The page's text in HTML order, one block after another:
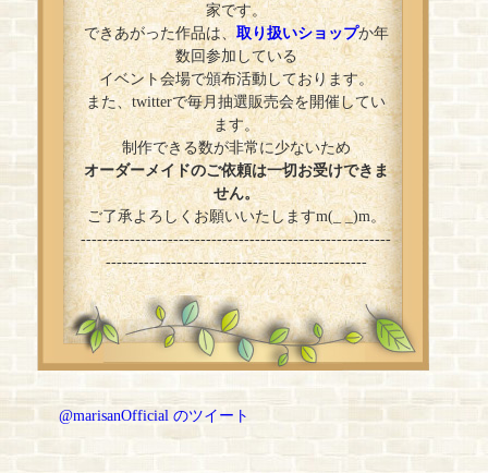
家です。
できあがった作品は、 取り扱いショップか年
数回参加している
イベント会場で頒布活動しております。
また、twitterで毎月抽選販売会を開催してい
ます。
制作できる数が非常に少ないため
オーダーメイドのご依頼は一切お受けできま
せん。
ご了承よろしくお願いいたしますm(_ _)m。
---------------------------------------------------------
------------------------------------------------
@marisanOfficial のツイート